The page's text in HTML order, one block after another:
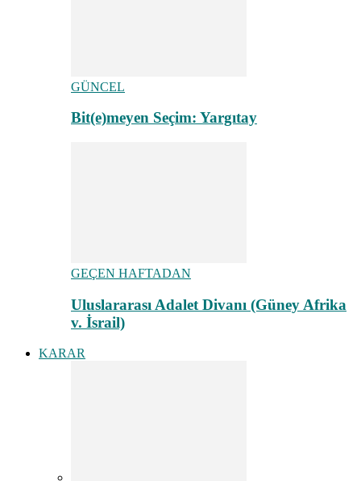
GÜNCEL
Bit(e)meyen Seçim: Yargıtay
GEÇEN HAFTADAN
Uluslararası Adalet Divanı (Güney Afrika
v. İsrail)
KARAR